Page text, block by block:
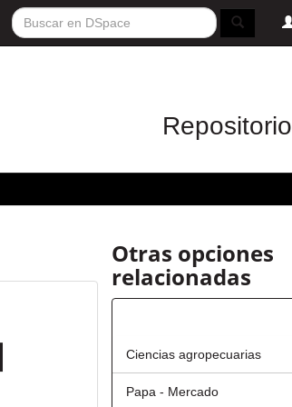
Repositorio
Otras opciones
relacionadas
Ciencias agropecuarias
Papa - Mercado